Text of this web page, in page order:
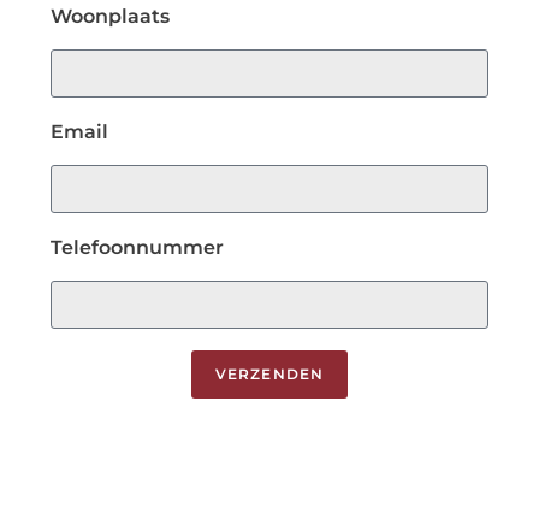
Woonplaats
Email
Telefoonnummer
VERZENDEN